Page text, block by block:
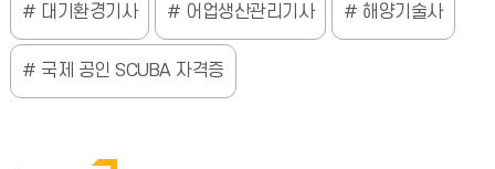
대기환경기사 어업생산관리기사 해양기술사
국제 공인 SCUBA 자격증